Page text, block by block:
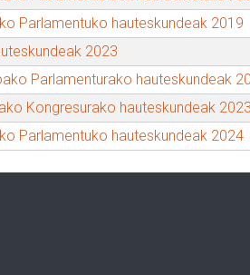
Parlamentuko hauteskundeak 2019
2023
Parlamenturako hauteskundeak
Kongresurako hauteskundeak 2023
Parlamentuko hauteskundeak 2024